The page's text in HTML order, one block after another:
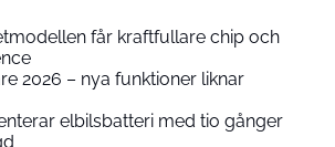
får kraftfullare chip och
2026 – nya funktioner liknar
elbilsbatteri med tio gånger